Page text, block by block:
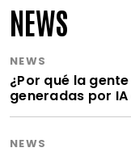
NEWS
NEWS
¿Por qué la
generadas por
NEWS